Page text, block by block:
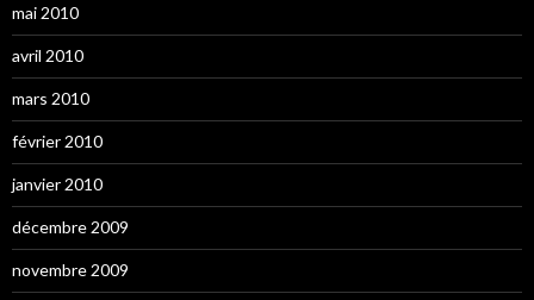
mai 2010
avril 2010
mars 2010
février 2010
janvier 2010
décembre 2009
novembre 2009